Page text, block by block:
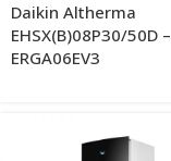
Daikin Altherma
EHSX(B)08P30/50D –
ERGA06EV3